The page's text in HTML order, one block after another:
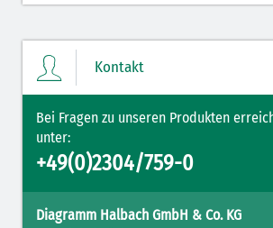
Kontakt
Bei Fragen zu unseren Produkten
unter:
+49(0)2304/759-0
Diagramm Halbach GmbH & Co. KG